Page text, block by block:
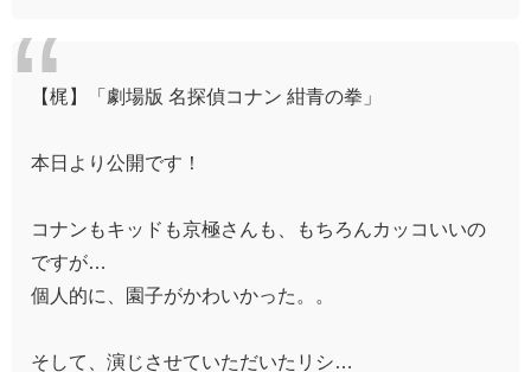
【梶】「劇場版 名探偵コナン 紺青の拳」
本日より公開です！
コナンもキッドも京極さんも、もちろんカッコいいの
ですが…
個人的に、園子がかわいかった。。
そして、演じさせていただいたリシ…